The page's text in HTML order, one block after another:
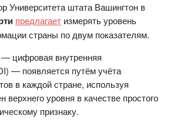
Университета штата Вашингтон в
предлагает измерять уровень
страны по двум показателям.
цифровая внутренняя
— появляется путём учёта
в каждой стране, используя
уровня в качестве простого
признаку.